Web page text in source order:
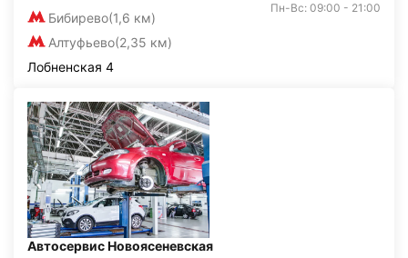
Бибирево(1,6 км)
Алтуфьево(2,35 км)
Пн-Вс: 09:00 - 21:00
Лобненская 4
Автосервис Новоясеневская